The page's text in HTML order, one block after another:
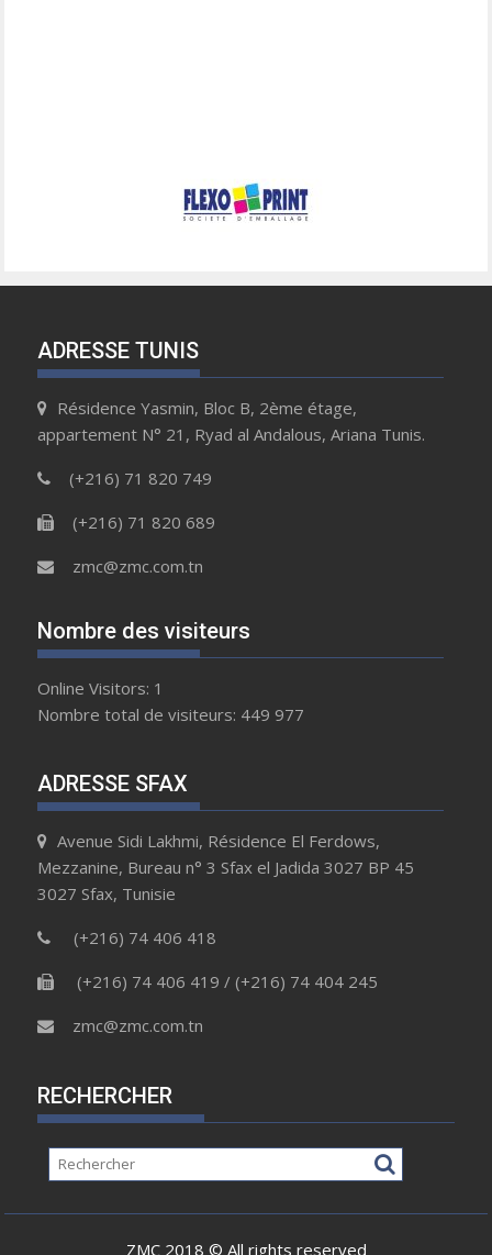
ADRESSE TUNIS
Résidence Yasmin, Bloc B, 2ème étage,
appartement N° 21, Ryad al Andalous, Ariana Tunis.
(+216) 71 820 749
(+216) 71 820 689
zmc@zmc.com.tn
Nombre des visiteurs
Online Visitors: 1
Nombre total de visiteurs: 449 977
ADRESSE SFAX
Avenue Sidi Lakhmi, Résidence El Ferdows,
Mezzanine, Bureau n° 3 Sfax el Jadida 3027 BP 45
3027 Sfax, Tunisie
(+216) 74 406 418
(+216) 74 406 419 / (+216) 74 404 245
zmc@zmc.com.tn
RECHERCHER
ZMC 2018 © All rights reserved